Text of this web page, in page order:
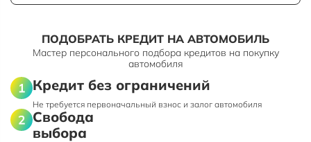
ПОДОБРАТЬ КРЕДИТ НА АВТОМОБИЛЬ
Мастер персонального подбора кредитов на покупку
автомобиля
Кредит без ограничений
Не требуется первоначальный взнос и залог автомобиля
Свобода
выбора